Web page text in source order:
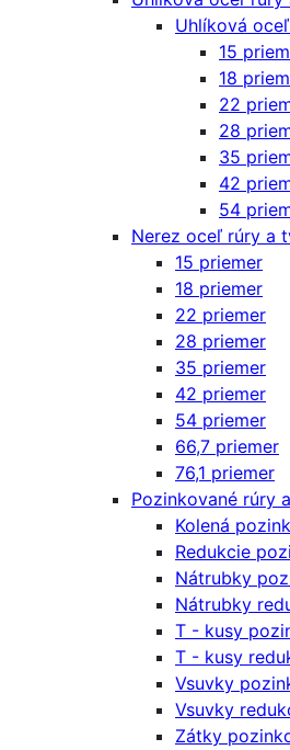
Uhlíková
15
18
22
28
35
42
54
Nerez oceľ rúry a
15 priemer
18 priemer
22 priemer
28 priemer
35 priemer
42 priemer
54 priemer
66,7 priemer
76,1 priemer
Pozinkované rúry
Kolená
Redukcie
Nátrubky
Nátrubky
T - kusy
T - kusy
Vsuvky
Vsuvky
Zátky